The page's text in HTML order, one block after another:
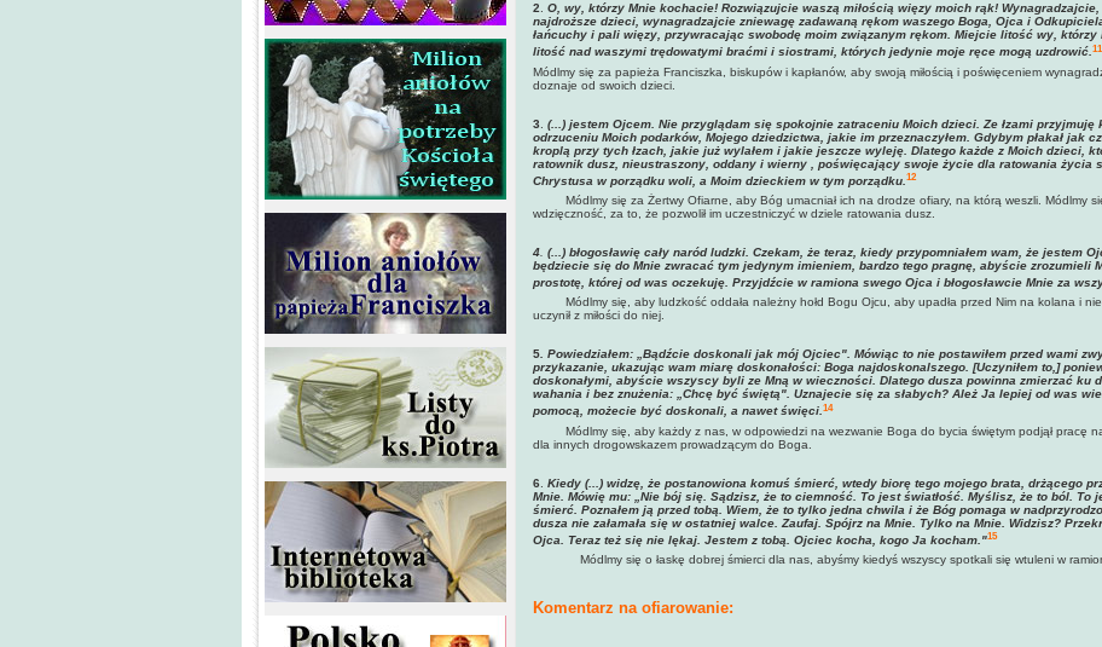
2
O, wy, którzy Mnie kochacie! Rozwiązujcie waszą miłością więzy moich rąk!
najdroższe dzieci, wynagradzajcie zniewagę zadawaną rękom waszego Boga, Ojca i
łańcuchy i pali więzy, przywracając swobodę moim związanym rękom. Miejcie litość wy, którzy
litość nad waszymi trędowatymi braćmi i siostrami, których jedynie moje ręce mogą uzdrowić.11
Módlmy się za papieża Franciszka, biskupów i kapłanów, aby swoją miłością i poświęceniem
doznaje od swoich dzieci.
3
(...) jestem Ojcem. Nie przyglądam się spokojnie zatraceniu Moich dzieci. Ze łzami
odrzuceniu Moich podarków, Mojego dziedzictwa, jakie im przeznaczyłem. Gdybym płakał jak
kroplą przy tych łzach, jakie już wylałem i jakie jeszcze wyleję. Dlatego każde z Moich dzieci,
ratownik dusz, nieustraszony, oddany i wierny , poświęcający swoje życie dla ratowania życia
Chrystusa w porządku woli, a Moim dzieckiem w tym porządku. 12
Módlmy się za Żertwy Ofiarne, aby Bóg umacniał ich na drodze ofiary, na którą weszli. Módlmy
wdzięczność, za to, że pozwolił im uczestniczyć w dziele ratowania dusz.
4 (...) błogosławię cały naród ludzki. Czekam, że teraz, kiedy przypomniałem wam, że jestem
będziecie się do Mnie zwracać tym jedynym imieniem, bardzo tego pragnę, abyście zrozumieli
prostotę, której od was oczekuję. Przyjdźcie w ramiona swego Ojca i błogosławcie Mnie za
Módlmy się, aby ludzkość oddała należny hołd Bogu Ojcu, aby upadła przed Nim na kolana i
uczynił z miłości do niej.
5 . Powiedziałem: „Bądźcie doskonali jak mój Ojciec". Mówiąc to nie postawiłem przed wami
przykazanie, ukazując wam miarę doskonałości: Boga najdoskonalszego. [Uczyniłem to,]
doskonałymi, abyście wszyscy byli ze Mną w wieczności. Dlatego dusza powinna zmierzać ku
wahania i bez znużenia: „Chcę być świętą". Uznajecie się za słabych? Ależ Ja lepiej od was
pomocą, możecie być doskonali, a nawet święci.14
Módlmy się, aby każdy z nas, w odpowiedzi na wezwanie Boga do bycia świętym podjął pracę
dla innych drogowskazem prowadzącym do Boga.
6
Kiedy (...) widzę, że postanowiona komuś śmierć, wtedy biorę tego mojego brata, drżącego
Mnie. Mówię mu: „Nie bój się. Sądzisz, że to ciemność. To jest światłość. Myślisz, że to ból. To
śmierć. Poznałem ją przed tobą. Wiem, że to tylko jedna chwila i że Bóg pomaga w
dusza nie załamała się w ostatniej walce. Zaufaj. Spójrz na Mnie. Tylko na Mnie. Widzisz?
Ojca. Teraz też się nie lękaj. Jestem z tobą. Ojciec kocha, kogo Ja kocham."15
Módlmy się o łaskę dobrej śmierci dla nas, abyśmy kiedyś wszyscy spotkali się wtuleni w
Komentarz na ofiarowanie: